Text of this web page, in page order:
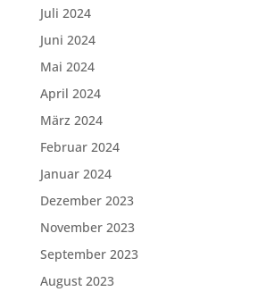
Juli 2024
Juni 2024
Mai 2024
April 2024
März 2024
Februar 2024
Januar 2024
Dezember 2023
November 2023
September 2023
August 2023